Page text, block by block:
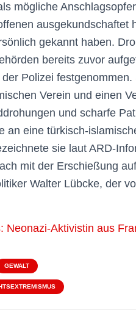
mögliche
ausgekundschaftet
gekannt haben.
bereits zuvor
Polizei
Verein und einen
und scharfe
an eine türkisch-
sie laut ARD-
mit der Erschießung
Walter Lübcke, der
Neonazi-Aktivistin aus
GEWALT